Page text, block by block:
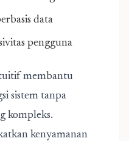
data
pengguna
membantu
sistem tanpa
kompleks.
kenyamanan